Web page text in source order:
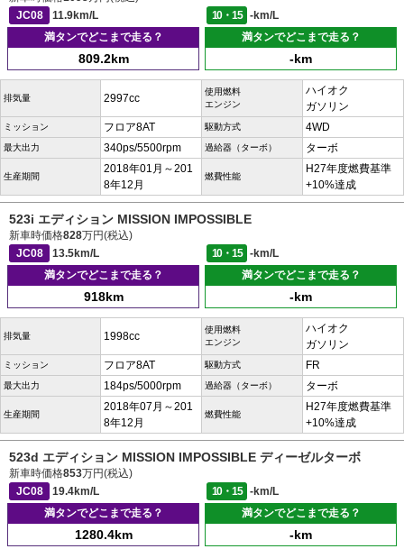
JC08
11.9km/L 10・15
-km/L
満タンでどこまで走る？
809.2km
満タンでどこまで走る？
-km
排気量 2997cc
使用燃料
エンジン
ハイオク
ガソリン
ミッション フロア8AT 駆動方式 4WD
最大出力 340ps/5500rpm 過給器（ターボ） ターボ
生産期間
2018年01月～201
8年12月
燃費性能
H27年度燃費基準
+10%達成
523i エディション MISSION IMPOSSIBLE
新車時価格828万円(税込)
JC08
13.5km/L 10・15
-km/L
満タンでどこまで走る？
918km
満タンでどこまで走る？
-km
排気量 1998cc
使用燃料
エンジン
ハイオク
ガソリン
ミッション フロア8AT 駆動方式 FR
最大出力 184ps/5000rpm 過給器（ターボ） ターボ
生産期間
2018年07月～201
8年12月
燃費性能
H27年度燃費基準
+10%達成
523d エディション MISSION IMPOSSIBLE ディーゼルターボ
新車時価格853万円(税込)
JC08
19.4km/L 10・15
-km/L
満タンでどこまで走る？
1280.4km
満タンでどこまで走る？
-km